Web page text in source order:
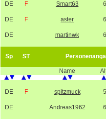
DE F Smart63
DE F aster
DE martinwk
Sp ST
Name
DE F spitzmuck
DE Andreas1962